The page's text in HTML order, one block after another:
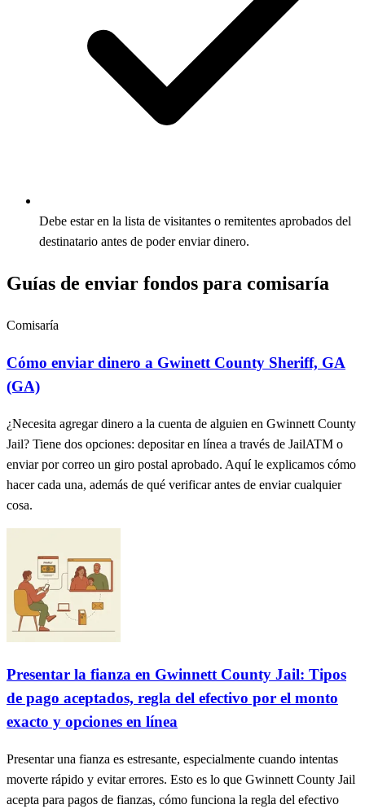
Debe estar en la lista de visitantes o remitentes aprobados del
destinatario antes de poder enviar dinero.
Guías de enviar fondos para comisaría
Comisaría
Cómo enviar dinero a Gwinett County Sheriff, GA
(GA)
¿Necesita agregar dinero a la cuenta de alguien en Gwinnett County
Jail? Tiene dos opciones: depositar en línea a través de JailATM o
enviar por correo un giro postal aprobado. Aquí le explicamos cómo
hacer cada una, además de qué verificar antes de enviar cualquier
cosa.
Presentar la fianza en Gwinnett County Jail: Tipos
de pago aceptados, regla del efectivo por el monto
exacto y opciones en línea
Presentar una fianza es estresante, especialmente cuando intentas
moverte rápido y evitar errores. Esto es lo que Gwinnett County Jail
acepta para pagos de fianzas, cómo funciona la regla del efectivo